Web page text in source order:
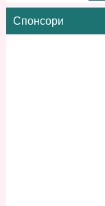
Спонсори